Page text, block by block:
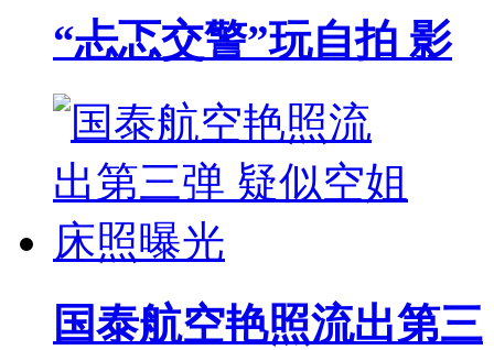
“忐忑交警”玩自拍 影
国泰航空艳照流出第三